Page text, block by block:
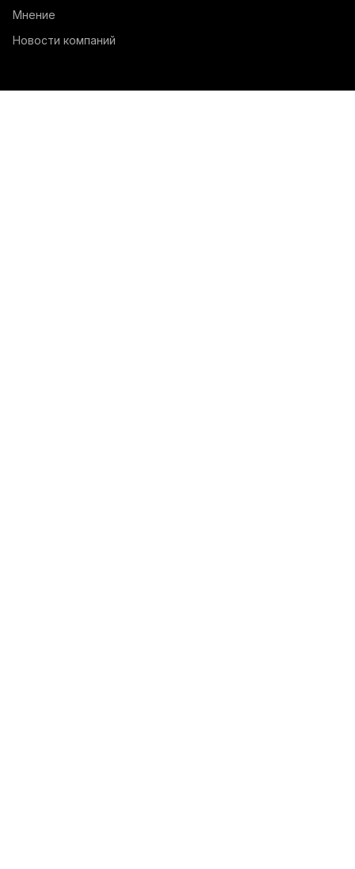
Мнение
Новости компаний